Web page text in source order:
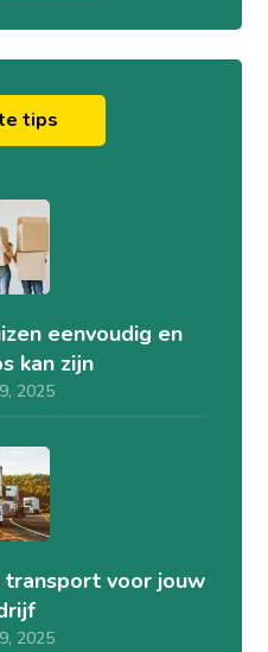
tips
eenvoudig en
kan zijn
2025
voor jouw
2025